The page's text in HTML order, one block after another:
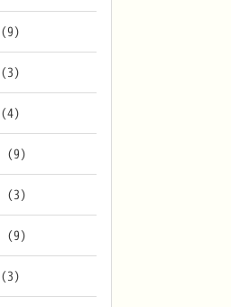
(9)
(3)
(4)
(9)
(3)
(9)
(3)